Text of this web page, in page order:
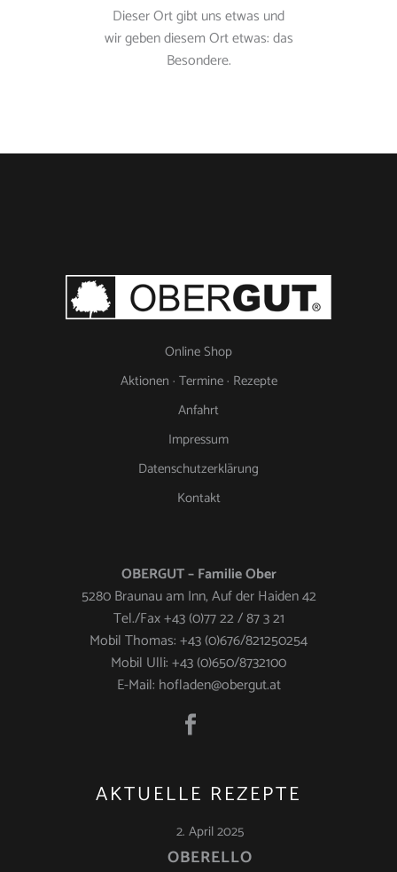
Dieser Ort gibt uns etwas und
wir geben diesem Ort etwas: das
Besondere.
Online Shop
Aktionen · Termine · Rezepte
Anfahrt
Impressum
Datenschutzerklärung
Kontakt
OBERGUT – Familie Ober
5280 Braunau am Inn, Auf der Haiden 42
Tel./Fax +43 (0)77 22 / 87 3 21
Mobil Thomas: +43 (0)676/821250254
Mobil Ulli: +43 (0)650/8732100
E-Mail: hofladen@obergut.at
AKTUELLE REZEPTE
2. April 2025
OBERELLO